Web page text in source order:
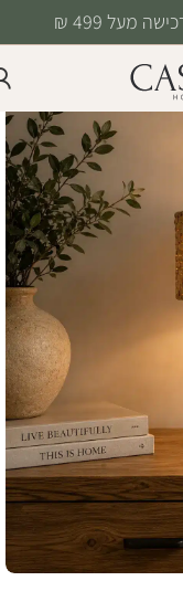
מעל 499 ₪